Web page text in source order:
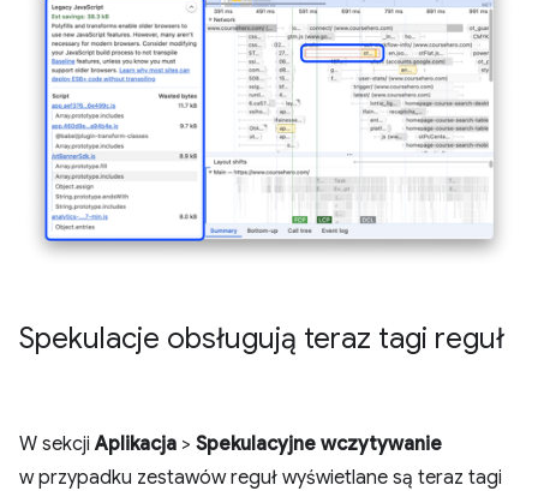
Spekulacje obsługują teraz tagi reguł
W sekcjiAplikacja > Spekulacyjne wczytywanie
w przypadku zestawów reguł wyświetlane są teraz tagi